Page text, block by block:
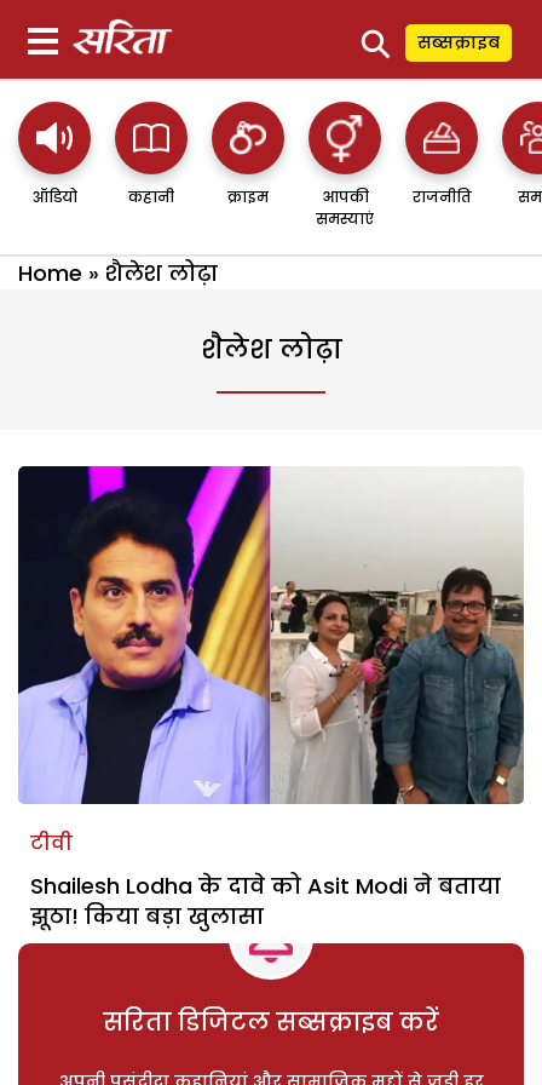
⚲ सब्सक्राइब
ऑडियो कहानी क्राइम
आपकी
समस्याएं
राजनीति
Home » शैलेश लोढ़ा
शैलेश लोढ़ा
टीवी
Shailesh Lodha के दावे को Asit Modi ने बताया
झूठा! किया बड़ा खुलासा
सरिता डिजिटल सब्सक्राइब करें